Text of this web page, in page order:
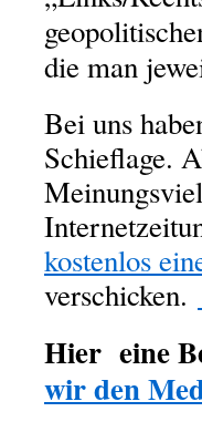
die man
Bei uns
Schieflage.
kostenlos
verschicken.
Hier eine
wir den